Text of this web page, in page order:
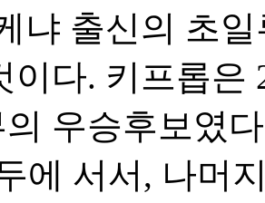
냐 출신의 초
이다. 키프롭은
우승후보였
에 서서, 나머